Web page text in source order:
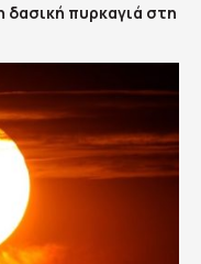
δασική πυρκαγιά στη